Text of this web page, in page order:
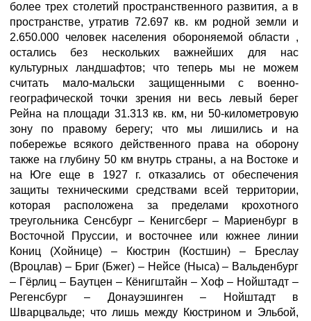
более трех столетий пространственного развития, а в
пространстве, утратив 72.697 кв. км родной земли и
2.650.000 человек населения обороняемой области ,
остались без нескольких важнейших для нас
культурных ландшафтов; что теперь мы не можем
считать мало-мальски защищенными с военно-
географической точки зрения ни весь левый берег
Рейна на площади 31.313 кв. км, ни 50-километровую
зону по правому берегу; что мы лишились и на
побережье всякого действенного права на оборону
также на глубину 50 км внутрь страны, а на Востоке и
на Юге еще в 1927 г. отказались от обеспечения
защиты техническими средствами всей территории,
которая расположена за пределами крохотного
треугольника Сенсбург – Кенигсберг – Мариенбург в
Восточной Пруссии, и восточнее или южнее линии
Кониц (Хойнице) – Кюстрин (Костшин) – Бреслау
(Вроцлав) – Бриг (Бжег) – Нейсе (Ныса) – Вальденбург
– Гёрлиц – Баутцен – Кёнигштайн – Хоф – Нойштадт –
Регенсбург – Донауэшинген – Нойштадт в
Шварцвальде; что лишь между Кюстрином и Эльбой,